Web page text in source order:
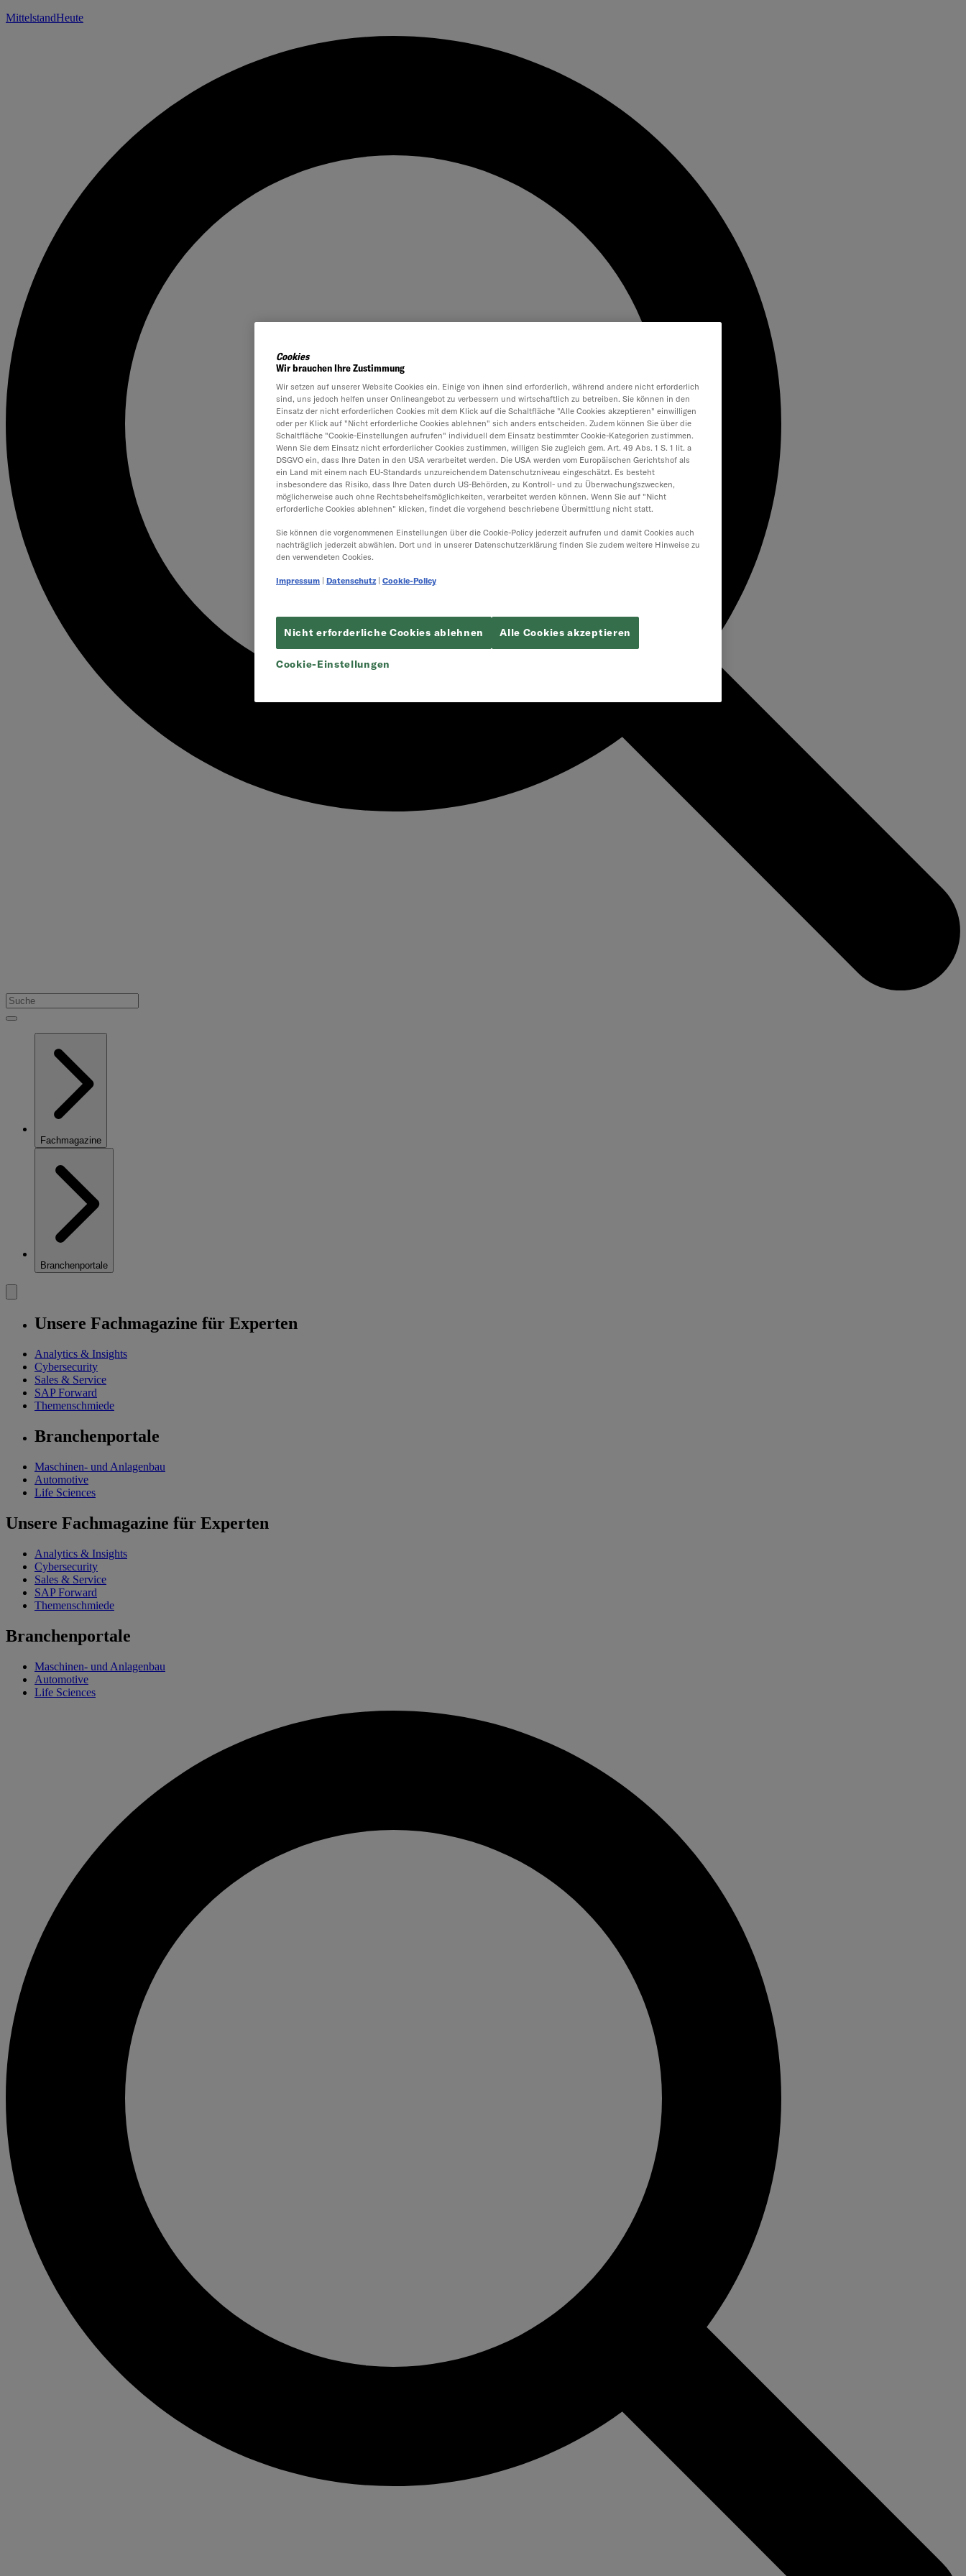
MittelstandHeute
Fachmagazine
Branchenportale
Unsere Fachmagazine für Experten
Analytics & Insights
Cybersecurity
Sales & Service
SAP Forward
Themenschmiede
Branchenportale
Maschinen- und Anlagenbau
Automotive
Life Sciences
Unsere Fachmagazine für Experten
Analytics & Insights
Cybersecurity
Sales & Service
SAP Forward
Themenschmiede
Branchenportale
Maschinen- und Anlagenbau
Automotive
Life Sciences
Cookies
Wir brauchen Ihre Zustimmung
Wir setzen auf unserer Website Cookies ein. Einige von ihnen sind erforderlich, während andere nicht erforderlich
sind, uns jedoch helfen unser Onlineangebot zu verbessern und wirtschaftlich zu betreiben. Sie können in den
Einsatz der nicht erforderlichen Cookies mit dem Klick auf die Schaltfläche "Alle Cookies akzeptieren" einwilligen
oder per Klick auf "Nicht erforderliche Cookies ablehnen" sich anders entscheiden. Zudem können Sie über die
Schaltfläche "Cookie-Einstellungen aufrufen" individuell dem Einsatz bestimmter Cookie-Kategorien zustimmen.
Wenn Sie dem Einsatz nicht erforderlicher Cookies zustimmen, willigen Sie zugleich gem. Art. 49 Abs. 1 S. 1 lit. a
DSGVO ein, dass Ihre Daten in den USA verarbeitet werden. Die USA werden vom Europäischen Gerichtshof als
ein Land mit einem nach EU-Standards unzureichendem Datenschutzniveau eingeschätzt. Es besteht
insbesondere das Risiko, dass Ihre Daten durch US-Behörden, zu Kontroll- und zu Überwachungszwecken,
möglicherweise auch ohne Rechtsbehelfsmöglichkeiten, verarbeitet werden können. Wenn Sie auf "Nicht
erforderliche Cookies ablehnen" klicken, findet die vorgehend beschriebene Übermittlung nicht statt.
Sie können die vorgenommenen Einstellungen über die Cookie-Policy jederzeit aufrufen und damit Cookies auch
nachträglich jederzeit abwählen. Dort und in unserer Datenschutzerklärung finden Sie zudem weitere Hinweise zu
den verwendeten Cookies.
Impressum Datenschutz| Cookie-Policy
Cookie-Einstellungen
Nicht erforderliche Cookies ablehnen Alle Cookies akzeptieren